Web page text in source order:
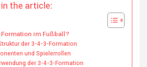
the article:
im Fußball?
der 3-4-3-Formation
und Spielerrollen
der 3-4-3-Formation